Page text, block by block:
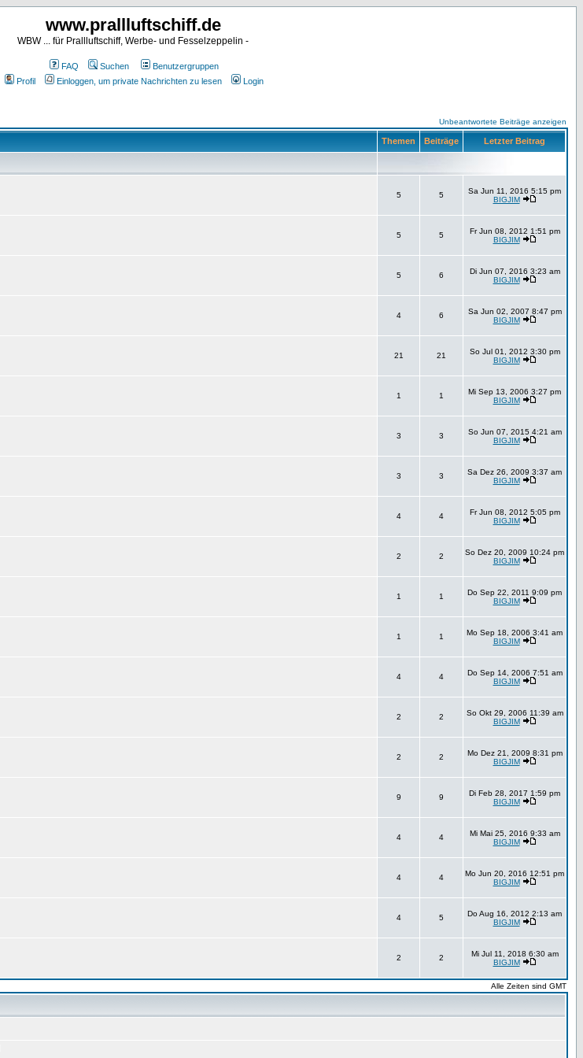
www.prallluftschiff.de
WBW ... für Prallluftschiff, Werbe- und Fesselzeppelin -
FAQ Suchen
Benutzergruppen
Profil
Einloggen, um private Nachrichten zu lesen Login
Unbeantwortete Beiträge anzeigen
Themen Beiträge Letzter Beitrag
5 5
Sa Jun 11, 2016 5:15 pm
BIGJIM
5 5
Fr Jun 08, 2012 1:51 pm
BIGJIM
5 6
Di Jun 07, 2016 3:23 am
BIGJIM
4 6
Sa Jun 02, 2007 8:47 pm
BIGJIM
21 21
So Jul 01, 2012 3:30 pm
BIGJIM
1 1
Mi Sep 13, 2006 3:27 pm
BIGJIM
3 3
So Jun 07, 2015 4:21 am
BIGJIM
3 3
Sa Dez 26, 2009 3:37 am
BIGJIM
4 4
Fr Jun 08, 2012 5:05 pm
BIGJIM
2 2
So Dez 20, 2009 10:24 pm
BIGJIM
1 1
Do Sep 22, 2011 9:09 pm
BIGJIM
1 1
Mo Sep 18, 2006 3:41 am
BIGJIM
4 4
Do Sep 14, 2006 7:51 am
BIGJIM
2 2
So Okt 29, 2006 11:39 am
BIGJIM
2 2
Mo Dez 21, 2009 8:31 pm
BIGJIM
9 9
Di Feb 28, 2017 1:59 pm
BIGJIM
4 4
Mi Mai 25, 2016 9:33 am
BIGJIM
4 4
Mo Jun 20, 2016 12:51 pm
BIGJIM
4 5
Do Aug 16, 2012 2:13 am
BIGJIM
2 2
Mi Jul 11, 2018 6:30 am
BIGJIM
Alle Zeiten sind GMT